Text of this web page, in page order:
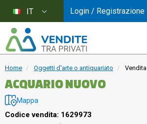
Home Oggetti d'arte o antiquariato Vendita
ACQUARIO NUOVO
Mappa
Codice vendita: 1629973
IT Login / Registrazione